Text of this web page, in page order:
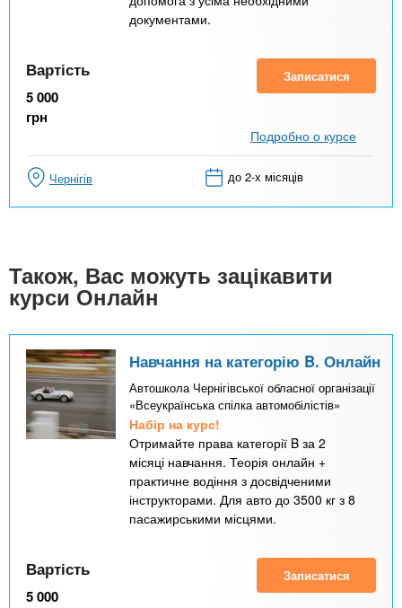
документами.
Вартість
5 000
грн
Записатися
Подробно о курсе
Чернігів до 2-х місяців
Також, Вас можуть зацікавити
курси Онлайн
Навчання на категорію B. Онлайн
Автошкола Чернігівської обласної організації
«Всеукраїнська спілка автомобілістів»
Набір на курс!
Отримайте права категорії B за 2
місяці навчання. Теорія онлайн +
практичне водіння з досвідченими
інструкторами. Для авто до 3500 кг з 8
пасажирськими місцями.
Вартість
5 000
Записатися